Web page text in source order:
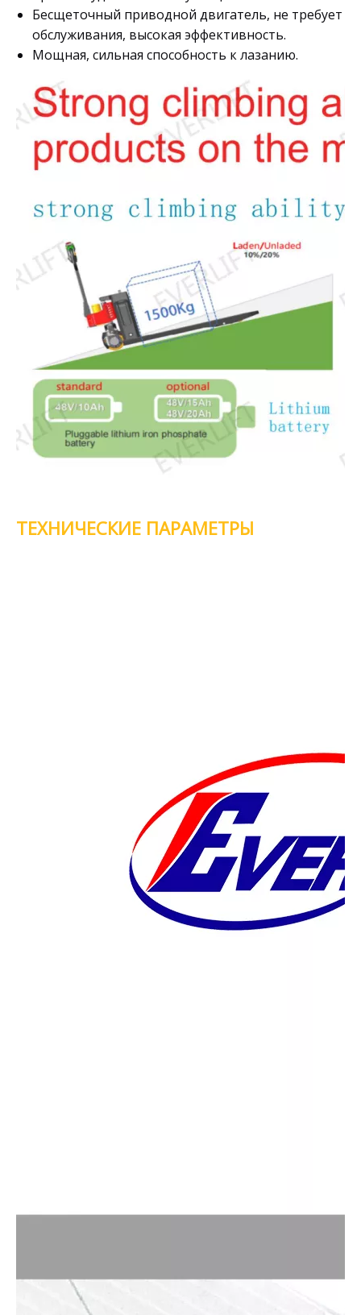
Бесщеточный приводной двигатель, не требует
обслуживания, высокая эффективность.
Мощная, сильная способность к лазанию.
ТЕХНИЧЕСКИЕ ПАРАМЕТРЫ